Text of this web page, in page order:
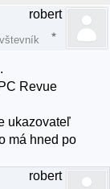
robert
Revue
ukazovateľ
má hned po
robert